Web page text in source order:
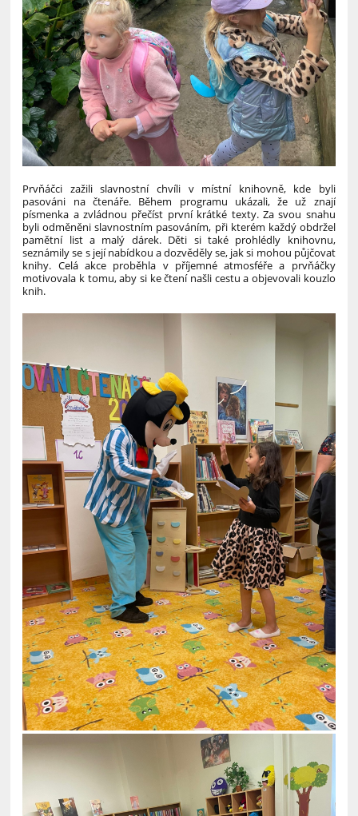
Prvňáčci zažili slavnostní chvíli v místní knihovně, kde byli
pasováni na čtenáře. Během programu ukázali, že už znají
písmenka a zvládnou přečíst první krátké texty. Za svou snahu
byli odměněni slavnostním pasováním, při kterém každý obdržel
pamětní list a malý dárek. Děti si také prohlédly knihovnu,
seznámily se s její nabídkou a dozvěděly se, jak si mohou půjčovat
knihy. Celá akce proběhla v příjemné atmosféře a prvňáčky
motivovala k tomu, aby si ke čtení našli cestu a objevovali kouzlo
knih.